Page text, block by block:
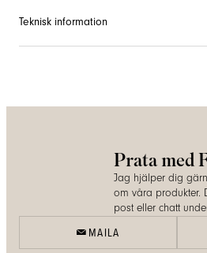
Teknisk information
Prata med
Jag hjälper dig
om våra produkter.
post eller chatt
MAILA